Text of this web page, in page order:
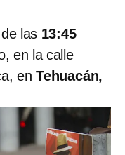
las 13:45
en la calle
en Tehuacán,